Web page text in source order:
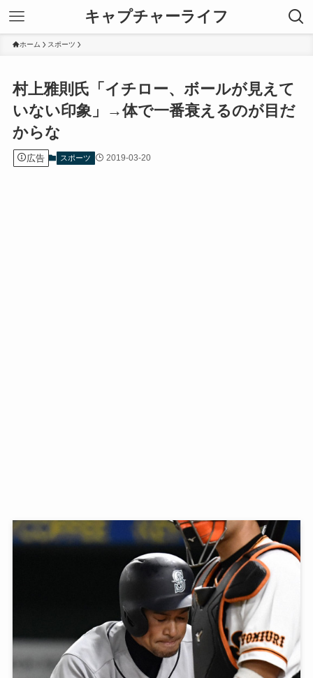
キャプチャーライフ
ホーム スポーツ
村上雅則氏「イチロー、ボールが見えて
いない印象」→体で一番衰えるのが目だ
からな
広告 スポーツ 2019-03-20